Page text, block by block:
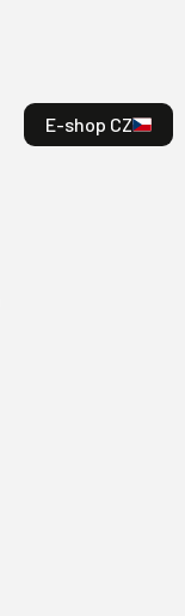
E-shop CZ